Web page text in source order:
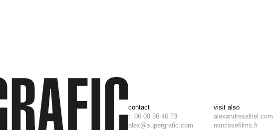
contact
t. 06 09 56 46 73
alex@supergrafic.com
visit also
alexandresaltiel.com
narcissefilms.fr